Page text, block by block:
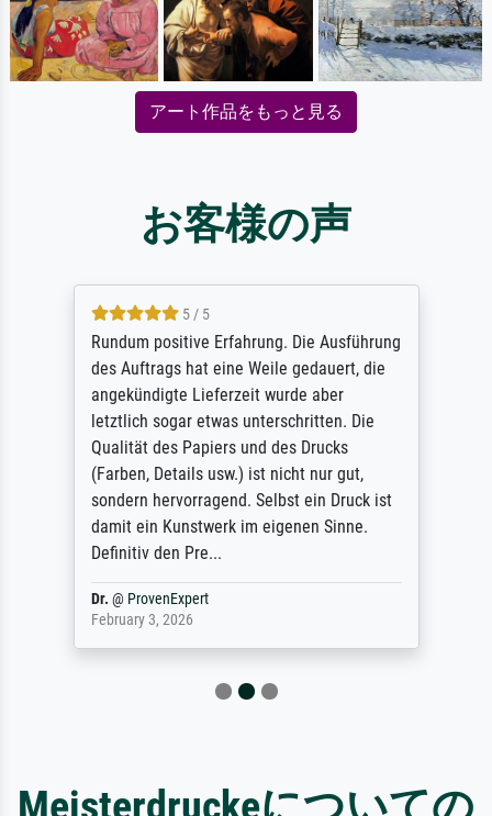
アート作品をもっと見る
お客様の声
5 / 5
Rundum positive Erfahrung. Die Ausführung
des Auftrags hat eine Weile gedauert, die
angekündigte Lieferzeit wurde aber
letztlich sogar etwas unterschritten. Die
Qualität des Papiers und des Drucks
(Farben, Details usw.) ist nicht nur gut,
sondern hervorragend. Selbst ein Druck ist
damit ein Kunstwerk im eigenen Sinne.
Definitiv den Pre...
Dr. @ ProvenExpert
February 3, 2026
Meisterdruckeについての